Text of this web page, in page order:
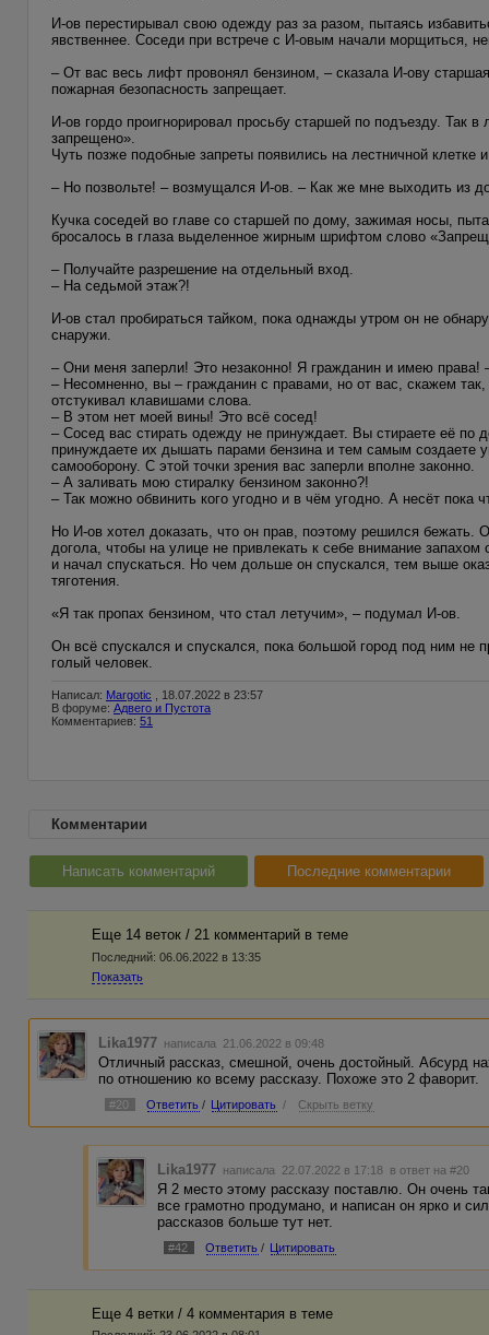
И-ов перестирывал свою одежду раз за разом, пытаясь
явственнее. Соседи при встрече с И-овым начали морщиться,
– От вас весь лифт провонял бензином, – сказала И-ову
пожарная безопасность запрещает.
И-ов гордо проигнорировал просьбу старшей по подъезду. Так
запрещено».
Чуть позже подобные запреты появились на лестничной клетке
– Но позвольте! – возмущался И-ов. – Как же мне выходить из
Кучка соседей во главе со старшей по дому, зажимая носы,
бросалось в глаза выделенное жирным шрифтом слово
– Получайте разрешение на отдельный вход.
– На седьмой этаж?!
И-ов стал пробираться тайком, пока однажды утром он не
снаружи.
– Они меня заперли! Это незаконно! Я гражданин и имею права!
– Несомненно, вы – гражданин с правами, но от вас, скажем
отстукивал клавишами слова.
– В этом нет моей вины! Это всё сосед!
– Сосед вас стирать одежду не принуждает. Вы стираете её
принуждаете их дышать парами бензина и тем самым создаете
самооборону. С этой точки зрения вас заперли вполне законно.
– А заливать мою стиралку бензином законно?!
– Так можно обвинить кого угодно и в чём угодно. А несёт
Но И-ов хотел доказать, что он прав, поэтому решился бежать.
догола, чтобы на улице не привлекать к себе внимание
и начал спускаться. Но чем дольше он спускался, тем выше
тяготения.
«Я так пропах бензином, что стал летучим», – подумал И-ов.
Он всё спускался и спускался, пока большой город под ним
голый человек.
Написал: Margotic , 18.07.2022 в 23:57
В форуме: Адвего и Пустота
Комментариев: 51
Комментарии
Написать комментарий Последние комментарии
Еще 14 веток / 21 комментарий в темe
Последний: 06.06.2022 в 13:35
Показать
Lika1977 написала 21.06.2022 в 09:48
Отличный рассказ, смешной, очень достойный. Абсурд
по отношению ко всему рассказу. Похоже это 2 фаворит.
#20 Ответить / Цитировать / Скрыть ветку
Lika1977 написала 22.07.2022 в 17:18 в ответ на #20
Я 2 место этому рассказу поставлю. Он очень
все грамотно продумано, и написан он ярко и
рассказов больше тут нет.
#42 Ответить / Цитировать
Еще 4 ветки / 4 комментария в темe